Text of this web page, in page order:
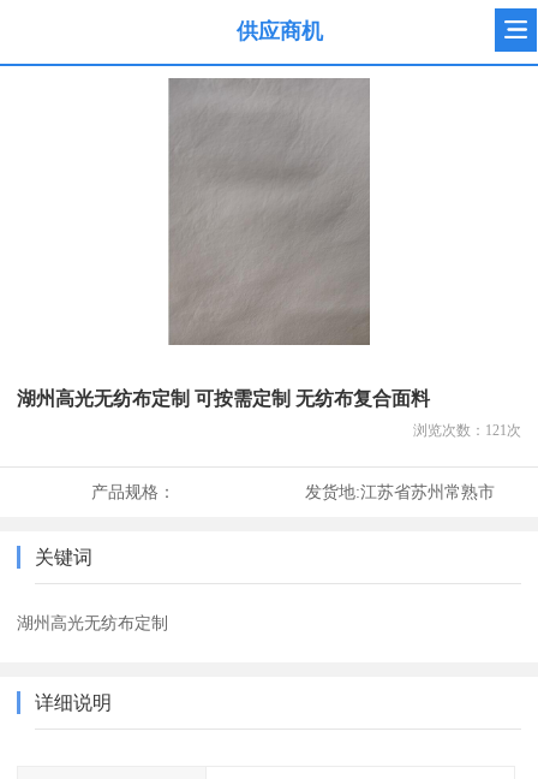
供应商机
湖州高光无纺布定制 可按需定制 无纺布复合面料
浏览次数： 121 次
产品规格： 发货地:江苏省苏州常熟市
关键词
湖州高光无纺布定制
详细说明